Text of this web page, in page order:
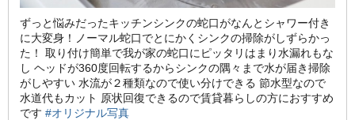
ずっと悩みだったキッチンシンクの蛇口がなんとシャワー付き
に大変身！ノーマル蛇口でとにかくシンクの掃除がしずらかっ
た！ 取り付け簡単で我が家の蛇口にピッタリはまり水漏れもな
し ヘッドが360度回転するからシンクの隅々まで水が届き掃除
がしやすい 水流が２種類なので使い分けできる 節水型なので
水道代もカット 原状回復できるので賃貸暮らしの方におすすめ
です #オリジナル写真